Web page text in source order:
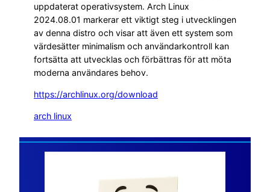
uppdaterat operativsystem. Arch Linux
2024.08.01 markerar ett viktigt steg i utvecklingen
av denna distro och visar att även ett system som
värdesätter minimalism och användarkontroll kan
fortsätta att utvecklas och förbättras för att möta
moderna användares behov.
https://archlinux.org/download
arch linux